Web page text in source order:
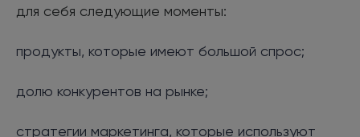
для себя следующие моменты:
продукты, которые имеют большой спрос;
долю конкурентов на рынке;
стратегии маркетинга, которые используют